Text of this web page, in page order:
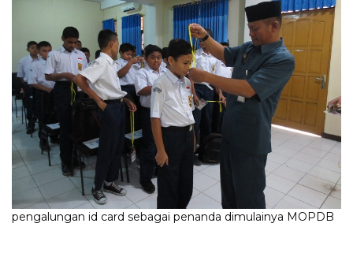
pengalungan id card sebagai penanda dimulainya MOPDB